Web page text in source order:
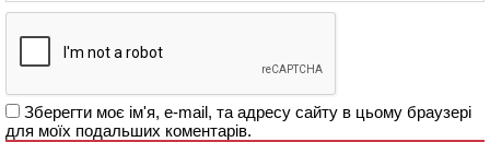
Зберегти моє ім'я, e-mail, та адресу сайту в цьому браузері
для моїх подальших коментарів.